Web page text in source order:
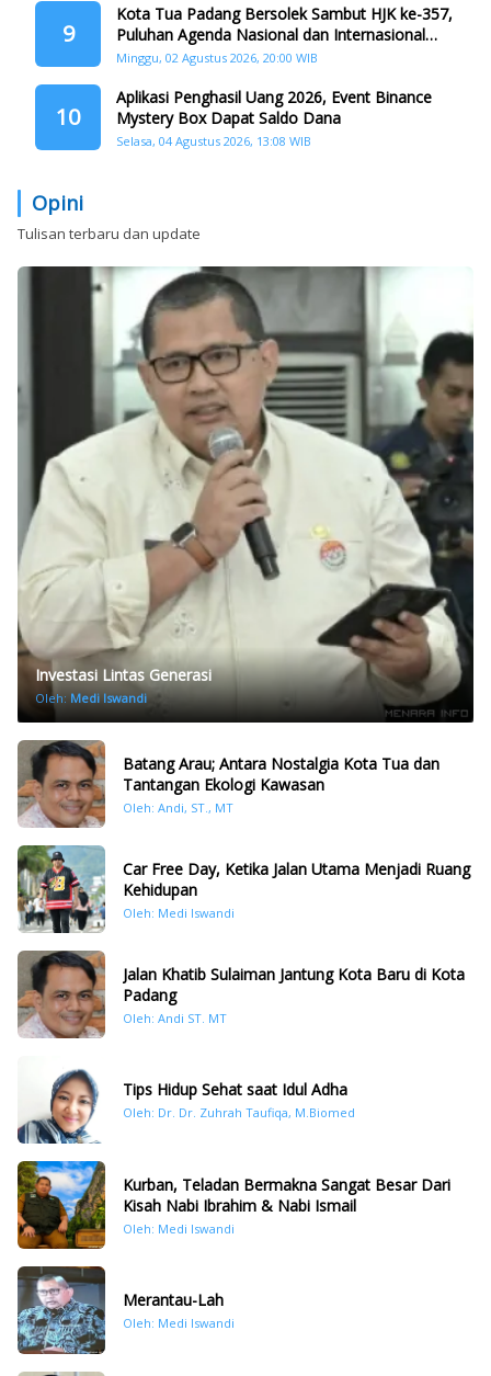
9
Kota Tua Padang Bersolek Sambut HJK ke-357,
Puluhan Agenda Nasional dan Internasional
Siap Digelar
Minggu, 02 Agustus 2026, 20:00 WIB
10
Aplikasi Penghasil Uang 2026, Event Binance
Mystery Box Dapat Saldo Dana
Selasa, 04 Agustus 2026, 13:08 WIB
Opini
Tulisan terbaru dan update
Investasi Lintas Generasi
Oleh: Medi Iswandi
Batang Arau; Antara Nostalgia Kota Tua dan
Tantangan Ekologi Kawasan
Oleh: Andi, ST., MT
Car Free Day, Ketika Jalan Utama Menjadi Ruang
Kehidupan
Oleh: Medi Iswandi
Jalan Khatib Sulaiman Jantung Kota Baru di Kota
Padang
Oleh: Andi ST. MT
Tips Hidup Sehat saat Idul Adha
Oleh: Dr. Dr. Zuhrah Taufiqa, M.Biomed
Kurban, Teladan Bermakna Sangat Besar Dari
Kisah Nabi Ibrahim & Nabi Ismail
Oleh: Medi Iswandi
Merantau-Lah
Oleh: Medi Iswandi